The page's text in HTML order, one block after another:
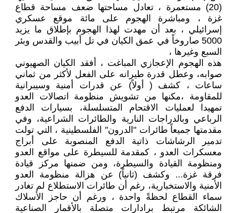
(20) مستعمرة ، تعادل مساحتها ضعف مساحة قطاع
غزة ، ومباشرة الهجوم على مائة موقع عسكري
إسرائيلي ، بعد أن مهدت لهذا الهجوم بإطلاق ما يزيد
5000 صاروخاً في عمق الكيان في تل أبيب والقدس وبئر
السبع وغيرها ،
هذه الهجوم الإعجازي المباغت ، أفقد الكيان الصهيوني
صوابه، وعطل قدرة طيرانه على الفعل لأكثر من ثماني
ساعات ، كشف ( أولاً) عن قدرات أمنية وسيبرانية
للمقاومة ،مكنها من تشويش منظومة اتصالات العدو
تمهيدا لعمليات الاقتحام المتسلسلة، بسيارات الدفع
الرباعي وبالدراجات النارية والطائرات الشراعية، وفي
مقدمتها جميعاً طائرات "الدرون" الفلسطينية ، التي تولت
تدمير الرشاشات ذاتية الدفع المنصوبة على أبراج
معسكرات العدو ، كمقدمة للسيطرة على مواقع العدو
ومنظومة القيادة والسيطرة، ومن ضمنها مركز قيادة
فرقة غزة... وكشف (ثانياً) عن هزالة منظومة العدو
الأمنية والاستخبارية، رغم أن طائرات الاستطلاع لم تغادر
سماء القطاع لحظةً واحدة ، ورغم أن حاجز الأسلاك
الشائكة مرتبط برادارات متصلة بالأقمار الصناعية